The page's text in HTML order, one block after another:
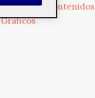
Gestión de contenidos
Gráficos